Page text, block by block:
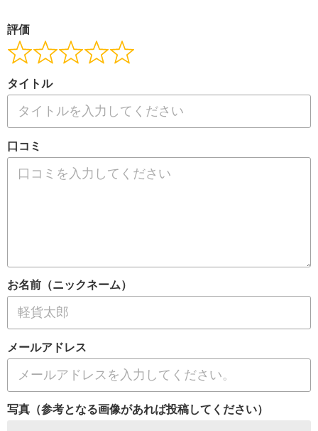
評価
タイトル
口コミ
お名前（ニックネーム）
メールアドレス
写真（参考となる画像があれば投稿してください）